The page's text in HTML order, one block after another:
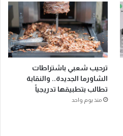
ترحيب شعبي باشتراطات
الشاورما الجديدة.. والنقابة
تطالب بتطبيقها تدريجياً
منذ يوم واحد